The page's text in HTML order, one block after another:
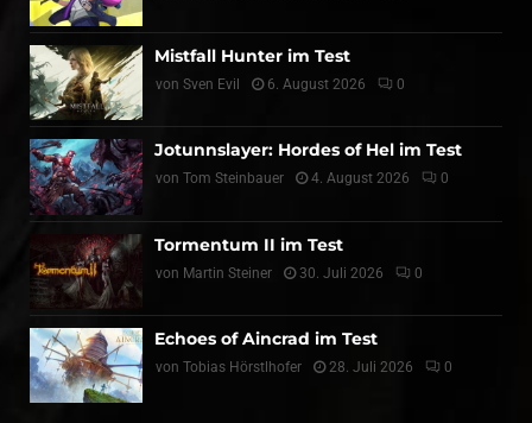
Mistfall Hunter im Test
von Sven Evil 6. August 2026 0
Jotunnslayer: Hordes of Hel im Test
von Tom Steinbauer 4. August 2026 0
Tormentum II im Test
von Martin Steiner 30. Juli 2026 0
Echoes of Aincrad im Test
von Tobias Hörstlhofer 28. Juli 2026 0